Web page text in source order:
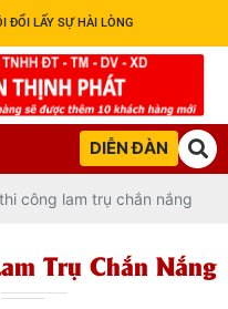
ĐỔI LẤY SỰ HÀI LÒNG
DIỄN ĐÀN
công lam trụ chắn nắng
Trụ Chắn Nắng